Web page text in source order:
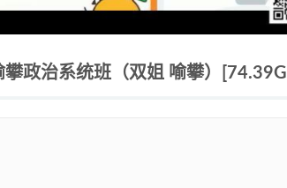
政治系统班（双姐 喻攀）[74.39G]